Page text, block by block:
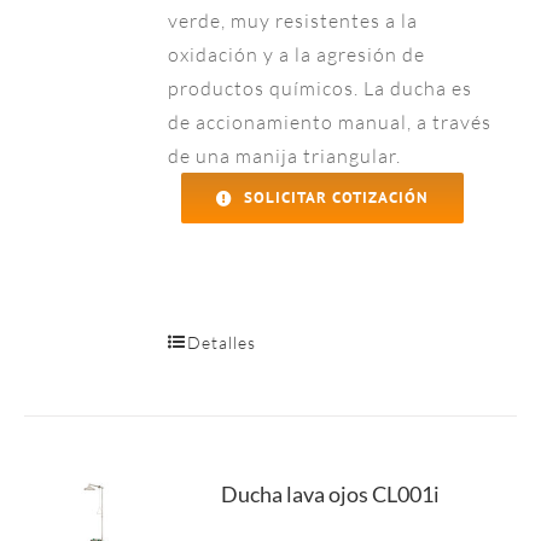
verde, muy resistentes a la
oxidación y a la agresión de
productos químicos. La ducha es
de accionamiento manual, a través
de una manija triangular.
SOLICITAR COTIZACIÓN
Detalles
Ducha lava ojos CL001i